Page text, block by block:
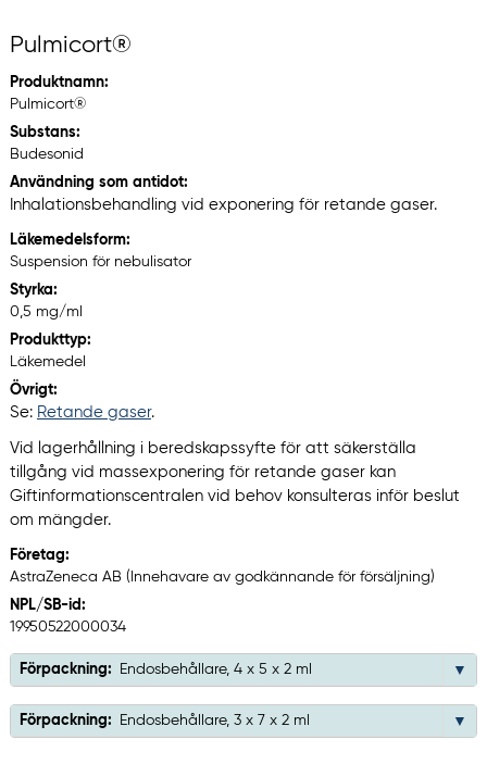
Pulmicort®
Produktnamn:
Pulmicort®
Substans:
Budesonid
Användning som antidot:
Inhalationsbehandling vid exponering för retande gaser.
Läkemedelsform:
Suspension för nebulisator
Styrka:
0,5 mg/ml
Produkttyp:
Läkemedel
Övrigt:
Se: Retande gaser.
Vid lagerhållning i beredskapssyfte för att säkerställa
tillgång vid massexponering för retande gaser kan
Giftinformationscentralen vid behov konsulteras inför beslut
om mängder.
Företag:
AstraZeneca AB (Innehavare av godkännande för försäljning)
NPL/SB-id:
19950522000034
Förpackning: Endosbehållare, 4 x 5 x 2 ml
Förpackning: Endosbehållare, 3 x 7 x 2 ml